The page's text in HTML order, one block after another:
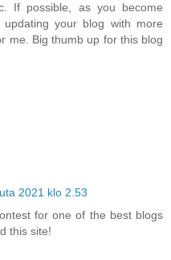
If possible, as you become
your blog with more
me. Big thumb up for this blog
2021 klo 2.53
for one of the best blogs
this site!